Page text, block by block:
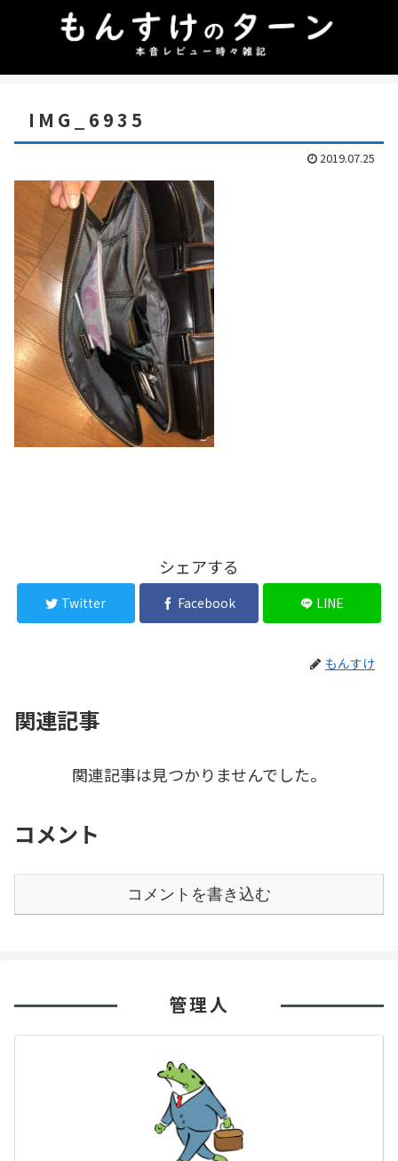
IMG_6935
2019.07.25
シェアする
Twitter Facebook LINE
もんすけ
関連記事
関連記事は見つかりませんでした。
コメント
コメントを書き込む
管理人